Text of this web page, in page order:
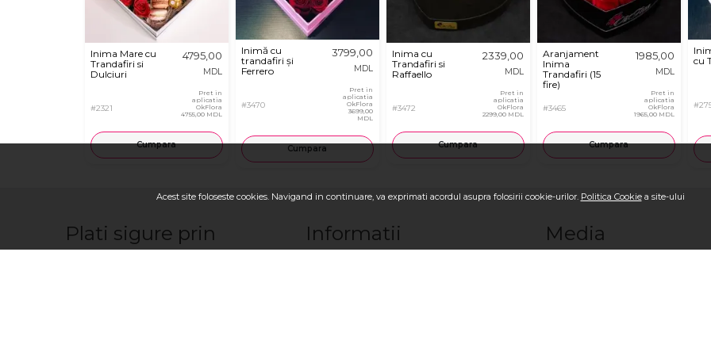
Acest site foloseste cookies. Navigand in continuare, va exprimati acordul asupra folosirii cookie-urilor. Politica Cookiea site-ului
Inima Mare cu
Trandafiri si
Dulciuri
#2321
4795,00
MDL
Pret in
aplicatia
OkFlora
4755,00 MDL
Cumpara
Inimă cu
trandafiri și
Ferrero
#3470
3799,00
MDL
Pret in
aplicatia
OkFlora
3699,00
MDL
Cumpara
Inima cu
Trandafiri si
Raffaello
#3472
2339,00
MDL
Pret in
aplicatia
OkFlora
2299,00 MDL
Cumpara
Aranjament
Inima
Trandafiri (15
fire)
#3465
1985,00
MDL
Pret in
aplicatia
OkFlora
1965,00 MDL
Cumpara
cu
Plati sigure prin Informatii Media